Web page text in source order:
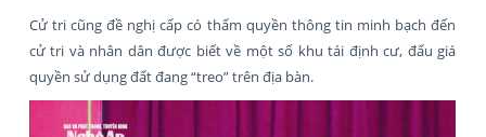
Cử tri cũng đề nghị cấp có thẩm quyền thông tin minh bạch đến
cử tri và nhân dân được biết về một số khu tái định cư, đấu giá
quyền sử dụng đất đang “treo” trên địa bàn.